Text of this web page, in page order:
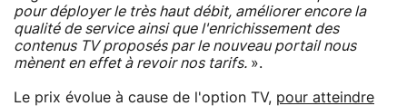
pour déployer le très haut débit, améliorer encore la
qualité de service ainsi que l'enrichissement des
contenus TV proposés par le nouveau portail nous
mènent en effet à revoir nos tarifs. ».
Le prix évolue à cause de l'option TV, pour atteindre